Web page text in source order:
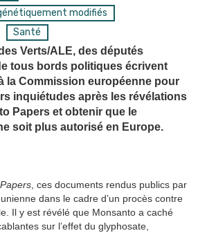
modifiés
Santé
Verts/ALE, des députés
tous bords politiques écrivent
la Commission européenne pour
inquiétudes après les révélations
Papers et obtenir que le
soit plus autorisé en Europe.
, ces documents rendus publics par
dans le cadre d’un procès contre
Il y est révélé que Monsanto a caché
sur l’effet du glyphosate,